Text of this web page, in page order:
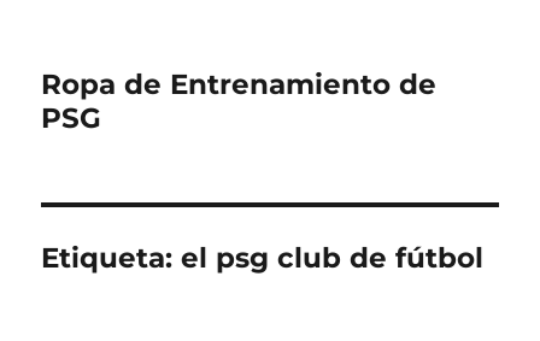
Ropa de Entrenamiento de
PSG
Etiqueta:el psg club de fútbol